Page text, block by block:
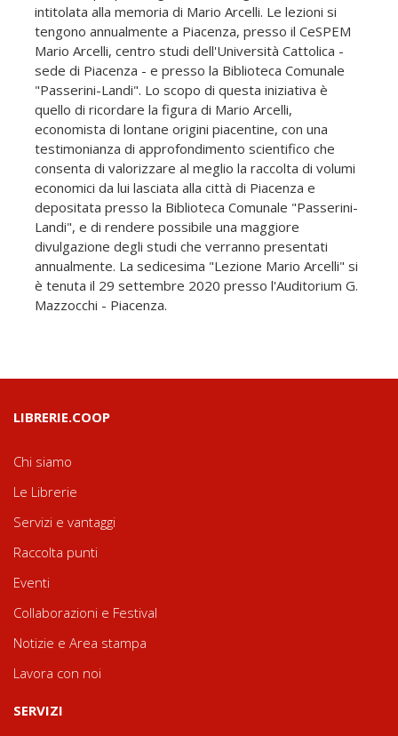
intitolata alla memoria di Mario Arcelli. Le lezioni si
tengono annualmente a Piacenza, presso il CeSPEM
Mario Arcelli, centro studi dell'Università Cattolica -
sede di Piacenza - e presso la Biblioteca Comunale
"Passerini-Landi". Lo scopo di questa iniziativa è
quello di ricordare la figura di Mario Arcelli,
economista di lontane origini piacentine, con una
testimonianza di approfondimento scientifico che
consenta di valorizzare al meglio la raccolta di volumi
economici da lui lasciata alla città di Piacenza e
depositata presso la Biblioteca Comunale "Passerini-
Landi", e di rendere possibile una maggiore
divulgazione degli studi che verranno presentati
annualmente. La sedicesima "Lezione Mario Arcelli" si
è tenuta il 29 settembre 2020 presso l'Auditorium G.
Mazzocchi - Piacenza.
LIBRERIE.COOP
Chi siamo
Le Librerie
Servizi e vantaggi
Raccolta punti
Eventi
Collaborazioni e Festival
Notizie e Area stampa
Lavora con noi
SERVIZI